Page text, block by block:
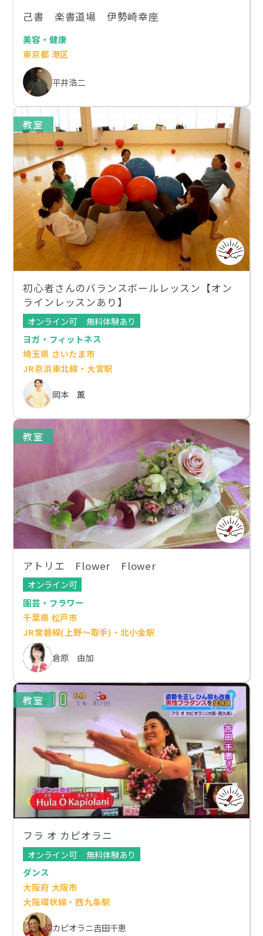
己書 楽書道場 伊勢崎幸座
美容・健康
東京都 港区
平井浩二
教室
初心者さんのバランスボールレッスン【オン
ラインレッスンあり】
オンライン可
無料体験あり
ヨガ・フィットネス
埼玉県 さいたま市
JR京浜東北線・大宮駅
岡本 薫
教室
アトリエ Flower Flower
オンライン可
園芸・フラワー
千葉県 松戸市
JR常磐線(上野～取手)・北小金駅
倉原 由加
教室
フラ オ カピオラニ
オンライン可
無料体験あり
ダンス
大阪府 大阪市
大阪環状線・西九条駅
カピオラニ吉田千恵